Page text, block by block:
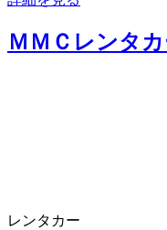
ＭＭＣレンタ
レンタカー